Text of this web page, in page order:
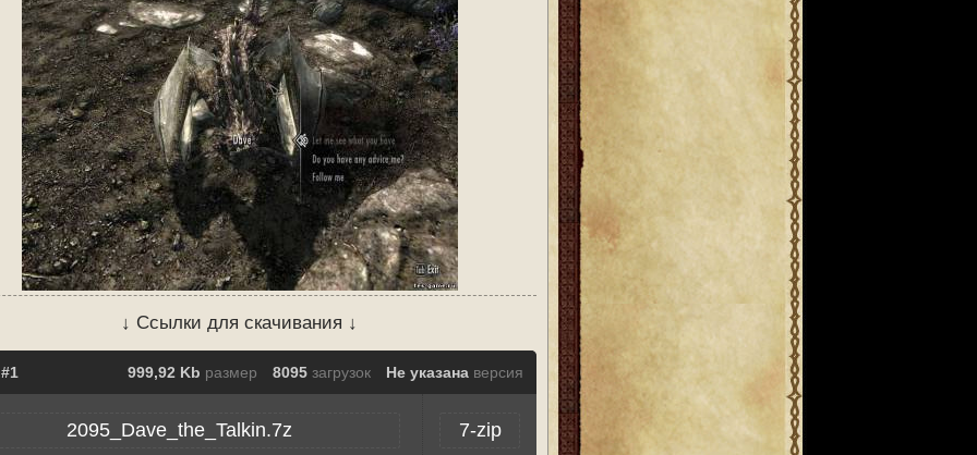
↓ Ссылки для скачивания ↓
999,92 Kb размер 8095 загрузок Не указана версия
2095_Dave_the_Talkin.7z 7-zip